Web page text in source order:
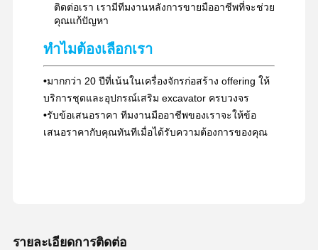
ติดต่อเรา เรามีทีมงานหลังการขายมืออาชีพที่จะช่วย
คุณแก้ปัญหา
ทําไมต้องเลือกเรา
•มากกว่า 20 ปีที่เน้นในเครื่องจักรก่อสร้าง offering ให้
บริการชุดและอุปกรณ์เสริม excavator ครบวงจร
•รับข้อเสนอราคา ทีมงานมืออาชีพของเราจะให้ข้อ
เสนอราคากับคุณทันทีเมื่อได้รับความต้องการของคุณ
รายละเอียดการติดต่อ